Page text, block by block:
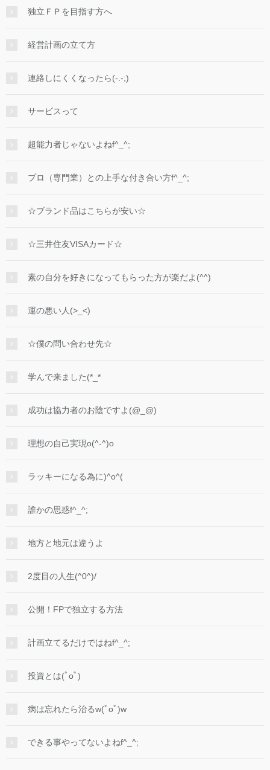
独立ＦＰを目指す方へ
経営計画の立て方
連絡しにくくなったら(-.-;)
サービスって
超能力者じゃないよねf^_^;
プロ（専門業）との上手な付き合い方f^_^;
☆ブランド品はこちらが安い☆
☆三井住友VISAカード☆
素の自分を好きになってもらった方が楽だよ(^^)
運の悪い人(>_<)
☆僕の問い合わせ先☆
学んで来ました(*_*
成功は協力者のお陰ですよ(@_@)
理想の自己実現o(^-^)o
ラッキーになる為に)^o^(
誰かの思惑f^_^;
地方と地元は違うよ
2度目の人生(^0^)/
公開！FPで独立する方法
計画立てるだけではねf^_^;
投資とは(ﾟoﾟ)
病は忘れたら治るw(ﾟoﾟ)w
できる事やってないよねf^_^;